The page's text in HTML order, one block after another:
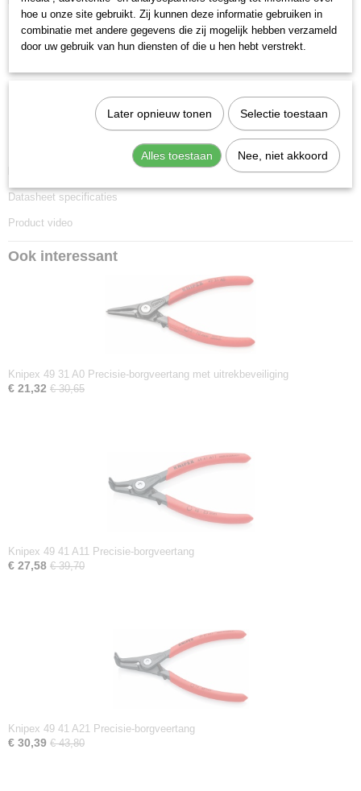
23 x 4,90 x 1,40 cm
Lengte: 225 mm
Tang afwerking: grijs geatramenteerd
Capaciteit voor asgatdiameter:
40 - 100 mm
DIN 5254 A
2.3 mm
Datasheet specificaties
Product video
Ook interessant
Knipex 49 31 A0 Precisie-borgveertang met uitrekbeveiliging
€ 21,32 € 30,65
Knipex 49 41 A11 Precisie-borgveertang
€ 27,58 € 39,70
Knipex 49 41 A21 Precisie-borgveertang
€ 30,39 € 43,80
hoe u onze site gebruikt. Zij kunnen deze informatie gebruiken in
combinatie met andere gegevens die zij mogelijk hebben verzameld
door uw gebruik van hun diensten of die u hen hebt verstrekt.
Later opnieuw tonen Selectie toestaan
Alles toestaan Nee, niet akkoord